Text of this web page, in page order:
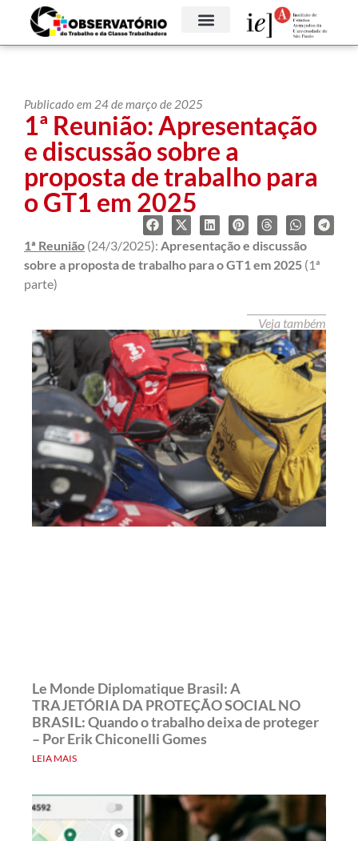
Publicado em 24 de março de 2025
1ª Reunião: Apresentação
e discussão sobre a
proposta de trabalho para
o GT1 em 2025
1ª Reunião (24/3/2025): Apresentação e discussão
sobre a proposta de trabalho para o GT1 em 2025 (1ª
parte)
Veja também
Le Monde Diplomatique Brasil: A
TRAJETÓRIA DA PROTEÇÃO SOCIAL NO
BRASIL: Quando o trabalho deixa de proteger
– Por Erik Chiconelli Gomes
LEIA MAIS